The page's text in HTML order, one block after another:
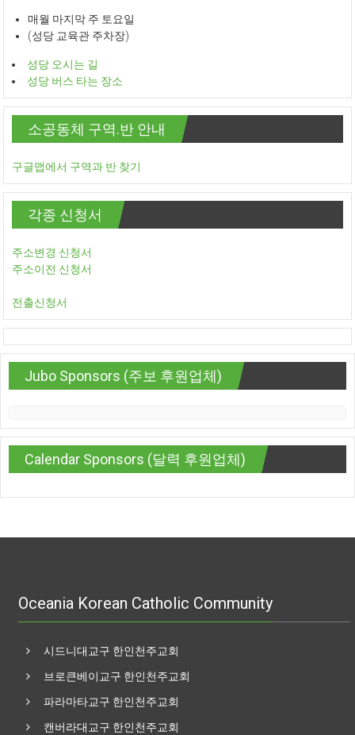
매월 마지막 주 토요일
(성당 교육관 주차장)
성당 오시는 길
성당 버스 타는 장소
소공동체 구역.반 안내
구글맵에서 구역과 반 찾기
각종 신청서
주소변경 신청서
주소이전 신청서
전출신청서
Jubo Sponsors (주보 후원업체)
Calendar Sponsors (달력 후원업체)
Oceania Korean Catholic Community
시드니대교구 한인천주교회
브로큰베이교구 한인천주교회
파라마타교구 한인천주교회
캔버라대교구 한인천주교회